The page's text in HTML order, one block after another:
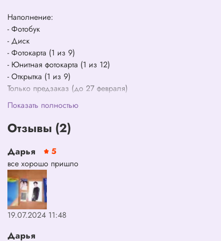
Наполнение:
- Фотобук
- Диск
- Фотокарта (1 из 9)
- Юнитная фотокарта (1 из 12)
- Открытка (1 из 9)
Только предзаказ (до 27 февраля)
- Сложенный постер
Показать полностью
Отзывы (2)
Дарья
5
все хорошо пришло
19.07.2024 11:48
Дарья